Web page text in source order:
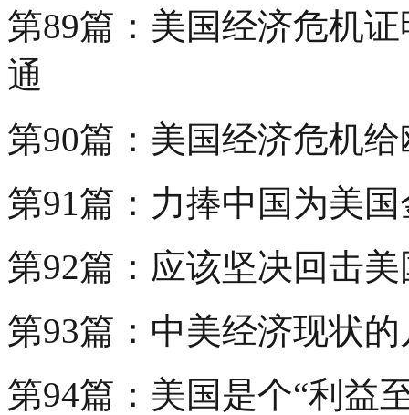
第89篇：美国经济危机
通
第90篇：美国经济危机
第91篇：力捧中国为美
第92篇：应该坚决回击
第93篇：中美经济现状
第94篇：美国是个“利益